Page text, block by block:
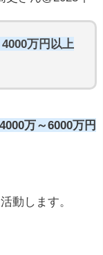
優・女優は作
万円以上
万～6000万円
動します。